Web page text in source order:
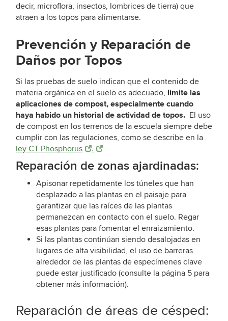
decir, microflora, insectos, lombrices de tierra) que
atraen a los topos para alimentarse.
Prevención y Reparación de
Daños por Topos
Si las pruebas de suelo indican que el contenido de
materia orgánica en el suelo es adecuado, limite las
aplicaciones de compost, especialmente cuando
haya habido un historial de actividad de topos. El uso
de compost en los terrenos de la escuela siempre debe
cumplir con las regulaciones, como se describe en la
ley CT Phosphorus
.
Reparación de zonas ajardinadas:
Apisonar repetidamente los túneles que han
desplazado a las plantas en el paisaje para
garantizar que las raíces de las plantas
permanezcan en contacto con el suelo. Regar
esas plantas para fomentar el enraizamiento.
Si las plantas continúan siendo desalojadas en
lugares de alta visibilidad, el uso de barreras
alrededor de las plantas de especímenes clave
puede estar justificado (consulte la página 5 para
obtener más información).
Reparación de áreas de césped: